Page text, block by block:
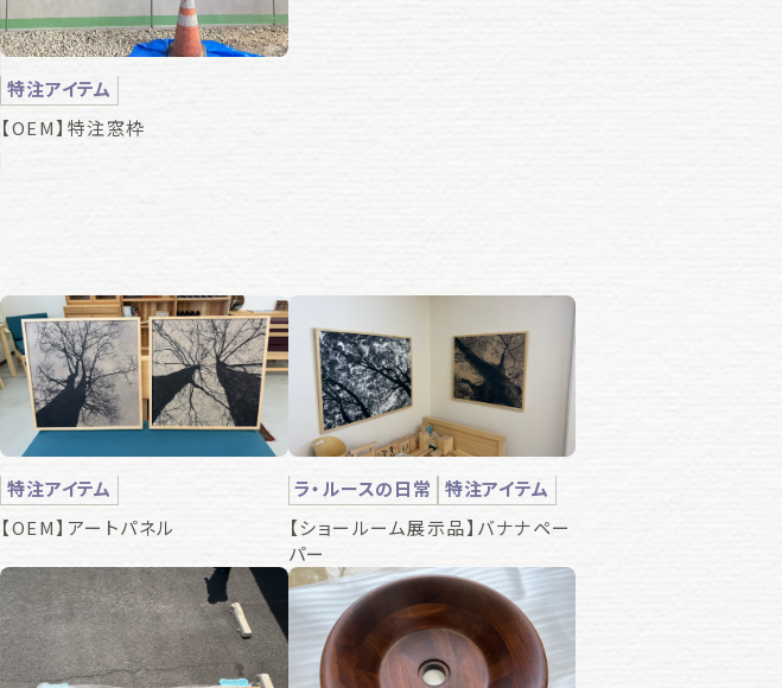
特注アイテム
【OEM】特注窓枠
特注アイテム
【OEM】アートパネル
ラ・ルースの日常
特注アイテム
【ショールーム展示品】バナナペー
パー